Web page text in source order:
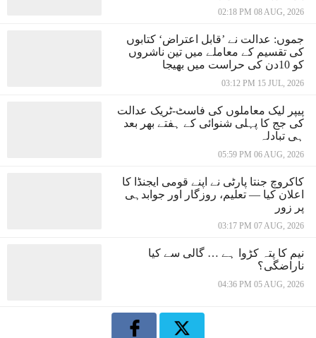
02:18 PM 08 AUG, 2026
جموں: عدالت نے ’قابل اعتراض‘ کتابوں
کی تقسیم کے معاملے میں تین ناشروں
کو 10دن کی حراست میں بھیجا
03:12 PM 15 JUL, 2026
پیپر لیک معاملوں کی فاسٹ-ٹریک عدالت
کی جج کا پہلی شنوائی کے ہفتے بھر بعد
ہی تبادلہ
05:59 PM 06 AUG, 2026
کاکروچ جنتا پارٹی نے اپنے قومی ایجنڈا کا
اعلان کیا — تعلیم، روزگار اور جوابدہی
پر زور
03:17 PM 07 AUG, 2026
نیم کا پتہ کڑوا ہے … گالی سے کیا
ناراضگی؟
04:36 PM 05 AUG, 2026